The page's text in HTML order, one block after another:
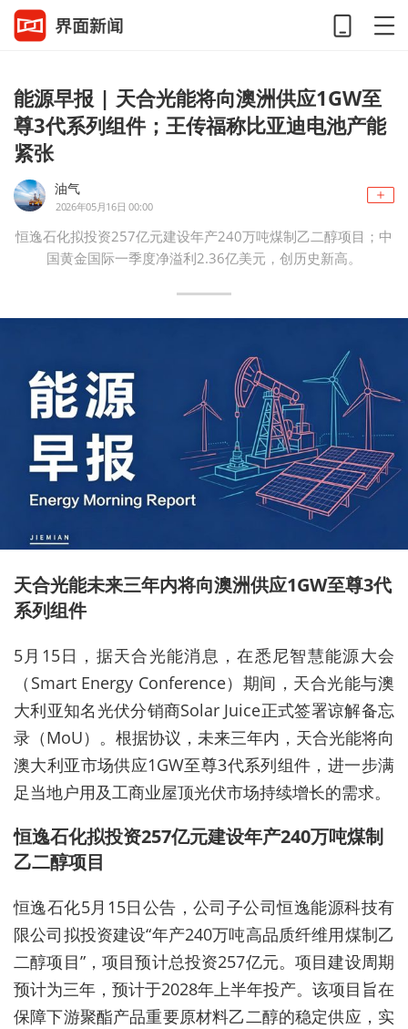
能源早报 | 天合光能将向澳洲供应1GW至
尊3代系列组件；王传福称比亚迪电池产能
紧张
油气
2026年05月16日 00:00
恒逸石化拟投资257亿元建设年产240万吨煤制乙二醇项目；中
国黄金国际一季度净溢利2.36亿美元，创历史新高。
天合光能未来三年内将向澳洲供应1GW至尊3代
系列组件
5月15日，据天合光能消息，在悉尼智慧能源大会
（Smart Energy Conference）期间，天合光能与澳
大利亚知名光伏分销商Solar Juice正式签署谅解备忘
录（MoU）。根据协议，未来三年内，天合光能将向
澳大利亚市场供应1GW至尊3代系列组件，进一步满
足当地户用及工商业屋顶光伏市场持续增长的需求。
恒逸石化拟投资257亿元建设年产240万吨煤制
乙二醇项目
恒逸石化5月15日公告，公司子公司恒逸能源科技有
限公司拟投资建设“年产240万吨高品质纤维用煤制乙
二醇项目”，项目预计总投资257亿元。项目建设周期
预计为三年，预计于2028年上半年投产。该项目旨在
保障下游聚酯产品重要原材料乙二醇的稳定供应，实